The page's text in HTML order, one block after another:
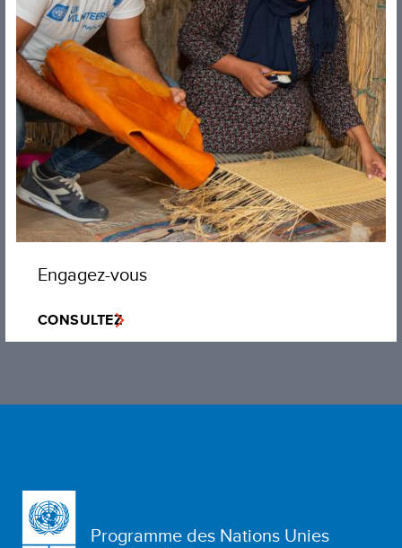
Engagez-vous
CONSULTEZ
Programme des Nations Unies